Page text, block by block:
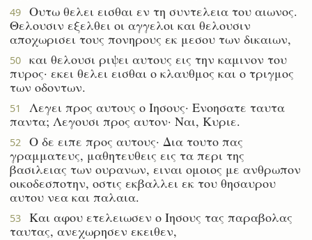
49
Ουτω θελει εισθαι εν τη συντελεια του αιωνος.
Θελουσιν εξελθει οι αγγελοι και θελουσιν
αποχωρισει τους πονηρους εκ μεσου των δικαιων,
50
και θελουσι ριψει αυτους εις την καμινον του
πυρος· εκει θελει εισθαι ο κλαυθμος και ο τριγμος
των οδοντων.
51
Λεγει προς αυτους ο Ιησους· Ενοησατε ταυτα
παντα; Λεγουσι προς αυτον· Ναι, Κυριε.
52
Ο δε ειπε προς αυτους· Δια τουτο πας
γραμματευς, μαθητευθεις εις τα περι της
βασιλειας των ουρανων, ειναι ομοιος με ανθρωπον
οικοδεσποτην, οστις εκβαλλει εκ του θησαυρου
αυτου νεα και παλαια.
53
Και αφου ετελειωσεν ο Ιησους τας παραβολας
ταυτας, ανεχωρησεν εκειθεν,